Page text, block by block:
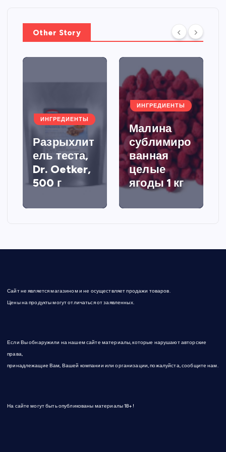
Other Story
ИНГРЕДИЕНТЫ
Разрыхлит
ель теста,
Dr. Oetker,
500 г
ИНГРЕДИЕНТЫ
Малина
сублимиро
ванная
целые
ягоды 1 кг
Сайт не является магазином и не осуществляет продажи товаров.
Цены на продукты могут отличаться от заявленных.
Если Вы обнаружили на нашем сайте материалы, которые нарушают авторские
права,
принадлежащие Вам, Вашей компании или организации, пожалуйста, сообщите нам.
На сайте могут быть опубликованы материалы 18+!